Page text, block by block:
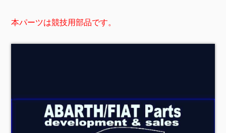
本パーツは競技用部品です。